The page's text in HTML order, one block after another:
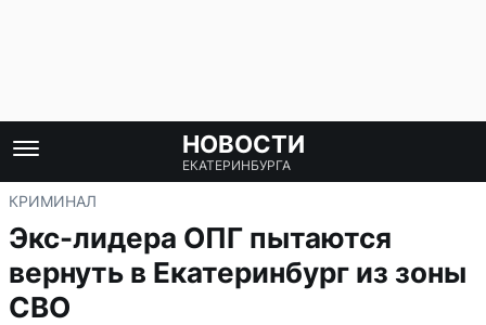
НОВОСТИ
ЕКАТЕРИНБУРГА
КРИМИНАЛ
Экс-лидера ОПГ пытаются
вернуть в Екатеринбург из зоны
СВО